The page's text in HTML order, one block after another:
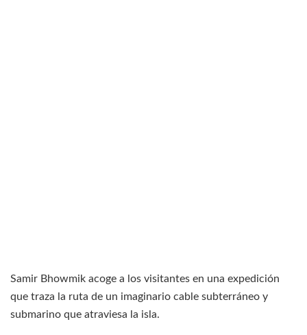
Samir Bhowmik acoge a los visitantes en una expedición
que traza la ruta de un imaginario cable subterráneo y
submarino que atraviesa la isla.